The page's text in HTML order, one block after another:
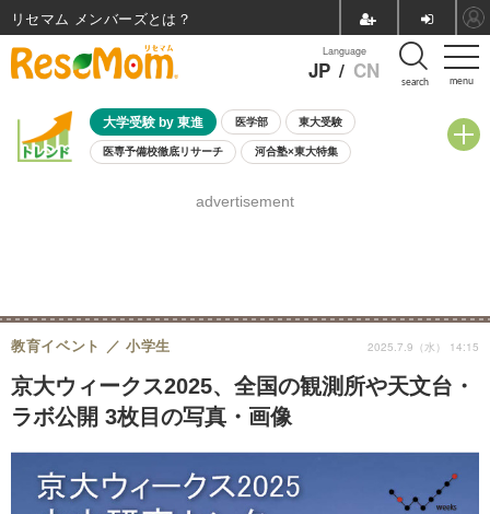
menu
Language
JP / CN search
大学受験 by 東進 医学部 東大受験
医専予備校徹底リサーチ 河合塾×東大特集
8月開催学校説明会・相談会
advertisement
京大ウィークス2025、全国の観測所や天文台・
ラボ公開 3枚目の写真・画像
教育イベント 小学生 2025.7.9（水） 14:15
リセマム メンバーズ